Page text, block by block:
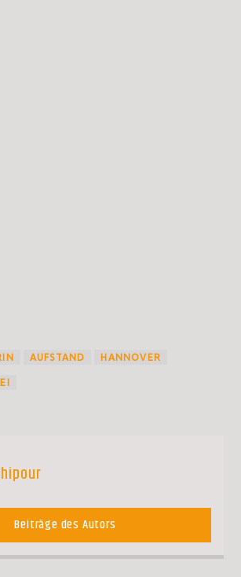
AUFSTAND HANNOVER
Beiträge des Autors